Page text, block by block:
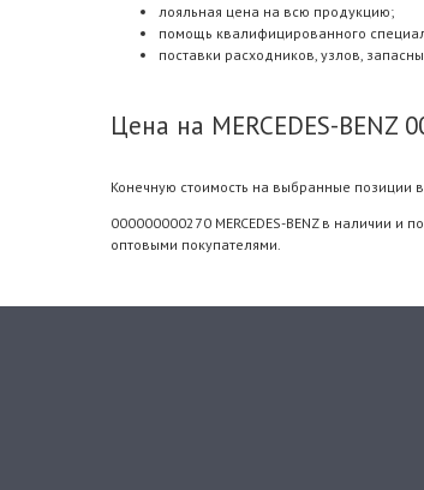
лояльная цена на всю продукцию;
помощь квалифицированного
поставки расходников, узлов,
Цена на MERCEDES-BENZ
Конечную стоимость на выбранные
000000000270 MERCEDES-BENZ в наличии
оптовыми покупателями.